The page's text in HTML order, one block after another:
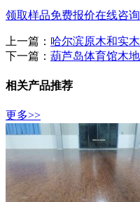
领取样品免费报价在线咨询
上一篇： 哈尔滨原木和实
下一篇： 葫芦岛体育馆木
相关产品推荐
更多>>